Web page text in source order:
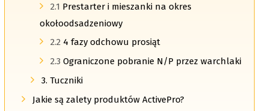
2.1 Prestarter i mieszanki na okres
okołoodsadzeniowy
2.2 4 fazy odchowu prosiąt
2.3 Ograniczone pobranie N/P przez warchlaki
3. Tuczniki
Jakie są zalety produktów ActivePro?